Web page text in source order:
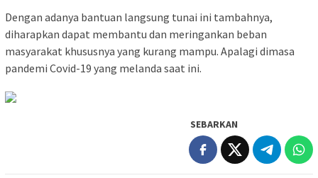
Dengan adanya bantuan langsung tunai ini tambahnya,
diharapkan dapat membantu dan meringankan beban
masyarakat khususnya yang kurang mampu. Apalagi dimasa
pandemi Covid-19 yang melanda saat ini.
SEBARKAN